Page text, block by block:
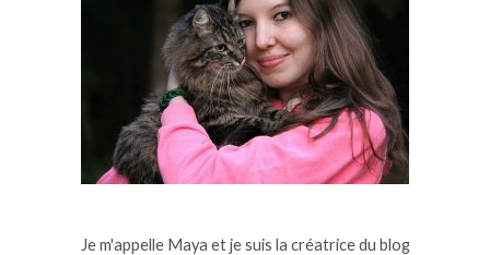
Je m'appelle Maya et je suis la créatrice du blog